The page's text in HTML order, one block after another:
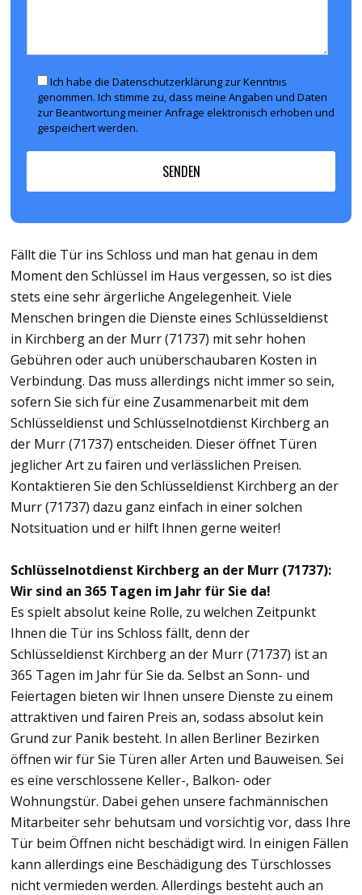
Ich habe die Datenschutzerklärung zur Kenntnis
genommen. Ich stimme zu, dass meine Angaben und Daten
zur Beantwortung meiner Anfrage elektronisch erhoben und
gespeichert werden.
Fällt die Tür ins Schloss und man hat genau in dem
Moment den Schlüssel im Haus vergessen, so ist dies
stets eine sehr ärgerliche Angelegenheit. Viele
Menschen bringen die Dienste eines Schlüsseldienst
in Kirchberg an der Murr (71737) mit sehr hohen
Gebühren oder auch unüberschaubaren Kosten in
Verbindung. Das muss allerdings nicht immer so sein,
sofern Sie sich für eine Zusammenarbeit mit dem
Schlüsseldienst und Schlüsselnotdienst Kirchberg an
der Murr (71737) entscheiden. Dieser öffnet Türen
jeglicher Art zu fairen und verlässlichen Preisen.
Kontaktieren Sie den Schlüsseldienst Kirchberg an der
Murr (71737) dazu ganz einfach in einer solchen
Notsituation und er hilft Ihnen gerne weiter!
Schlüsselnotdienst Kirchberg an der Murr (71737):
Wir sind an 365 Tagen im Jahr für Sie da!
Es spielt absolut keine Rolle, zu welchen Zeitpunkt
Ihnen die Tür ins Schloss fällt, denn der
Schlüsseldienst Kirchberg an der Murr (71737) ist an
365 Tagen im Jahr für Sie da. Selbst an Sonn- und
Feiertagen bieten wir Ihnen unsere Dienste zu einem
attraktiven und fairen Preis an, sodass absolut kein
Grund zur Panik besteht. In allen Berliner Bezirken
öffnen wir für Sie Türen aller Arten und Bauweisen. Sei
es eine verschlossene Keller-, Balkon- oder
Wohnungstür. Dabei gehen unsere fachmännischen
Mitarbeiter sehr behutsam und vorsichtig vor, dass Ihre
Tür beim Öffnen nicht beschädigt wird. In einigen Fällen
kann allerdings eine Beschädigung des Türschlosses
nicht vermieden werden. Allerdings besteht auch an